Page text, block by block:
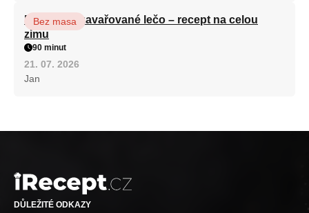
Babiččino zavařované lečo – recept na celou
zimu
Bez masa
90 minut
21. 07. 2026
Jan
DŮLEŽITÉ ODKAZY